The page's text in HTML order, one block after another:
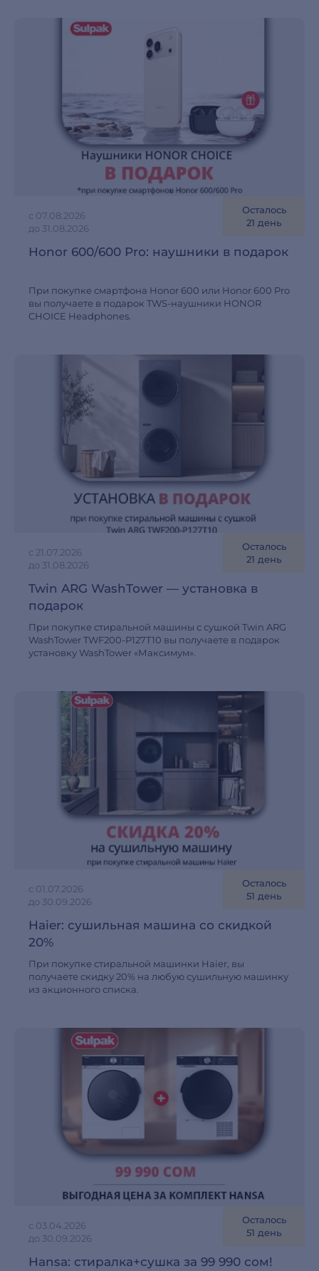
с 07.08.2026
до 31.08.2026
Осталось
21 день
Honor 600/600 Pro: наушники в подарок
При покупке смартфона Honor 600 или Honor 600 Pro
вы получаете в подарок TWS-наушники HONOR
CHOICE Headphones.
с 21.07.2026
до 31.08.2026
Осталось
21 день
Twin ARG WashTower — установка в
подарок
При покупке стиральной машины с сушкой Twin ARG
WashTower TWF200-P127T10 вы получаете в подарок
установку WashTower «Максимум».
с 01.07.2026
до 30.09.2026
Осталось
51 день
Haier: cушильная машина со скидкой
20%
При покупке стиральной машинки Haier, вы
получаете скидку 20% на любую сушильную машинку
из акционного списка.
с 03.04.2026
до 30.09.2026
Осталось
51 день
Hansa: cтиралка+сушка за 99 990 сом!